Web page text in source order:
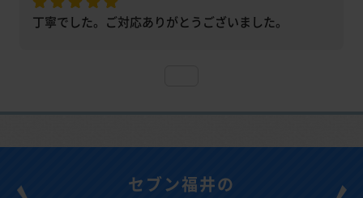
丁寧でした。ご対応ありがとうございました。
セブン福井の